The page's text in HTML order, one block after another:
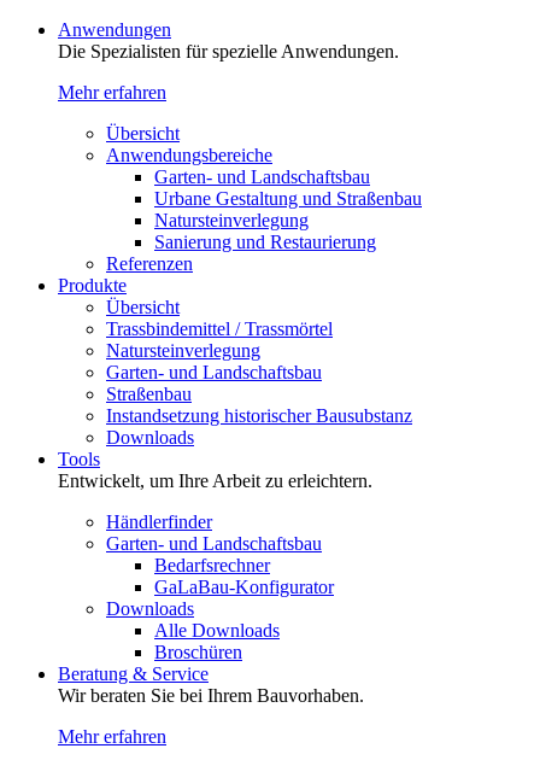
Anwendungen
Die Spezialisten für spezielle Anwendungen.
Mehr erfahren
Übersicht
Anwendungsbereiche
Garten- und Landschaftsbau
Urbane Gestaltung und Straßenbau
Natursteinverlegung
Sanierung und Restaurierung
Referenzen
Produkte
Übersicht
Trassbindemittel / Trassmörtel
Natursteinverlegung
Garten- und Landschaftsbau
Straßenbau
Instandsetzung historischer Bausubstanz
Downloads
Tools
Entwickelt, um Ihre Arbeit zu erleichtern.
Händlerfinder
Garten- und Landschaftsbau
Bedarfsrechner
GaLaBau-Konfigurator
Downloads
Alle Downloads
Broschüren
Beratung & Service
Wir beraten Sie bei Ihrem Bauvorhaben.
Mehr erfahren